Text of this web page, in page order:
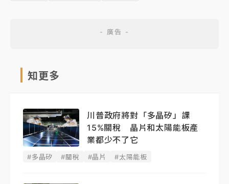
知更多
川普政府將對「多晶矽」課
15%關稅 晶片和太陽能板產
業都少不了它
#多晶矽 #關稅 #晶片 #太陽能板